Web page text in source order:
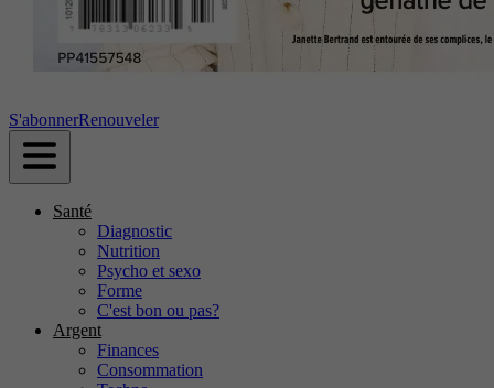
S'abonnerRenouveler
Santé
Diagnostic
Nutrition
Psycho et sexo
Forme
C'est bon ou pas?
Argent
Finances
Consommation